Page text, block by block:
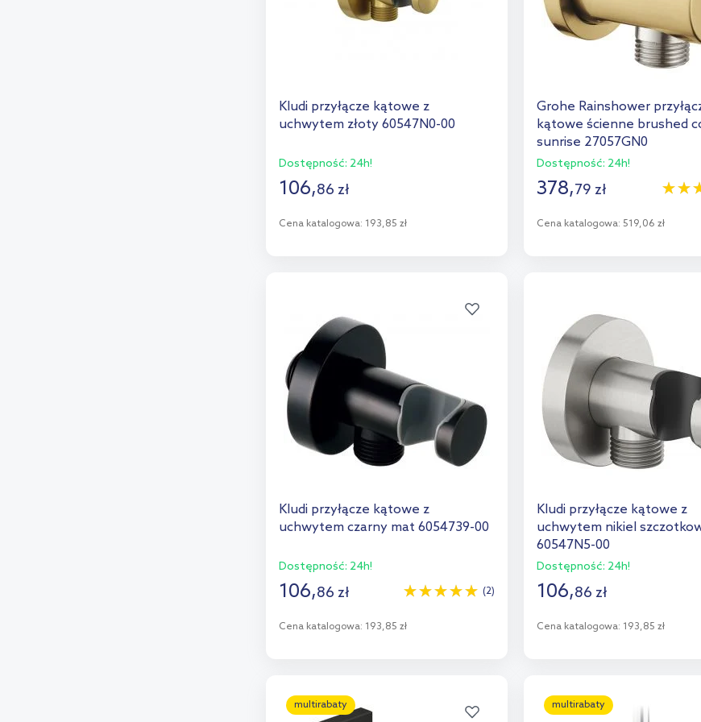
Kludi przyłącze kątowe z
uchwytem złoty 60547N0-00
Dostępność: 24h!
106,86 zł
Cena katalogowa: 193,85 zł
Grohe Rainshower
kątowe ścienne brushed
sunrise 27057GN0
Dostępność: 24h!
378,79 zł
Cena katalogowa: 519,06 zł
Kludi przyłącze kątowe z
uchwytem czarny mat 6054739-00
Dostępność: 24h!
106,86 zł
Cena katalogowa: 193,85 zł
(2)
Dodaj do porównania
Kludi przyłącze kątowe z
uchwytem nikiel
60547N5-00
Dostępność: 24h!
106,86 zł
Cena katalogowa: 193,85 zł
Dodaj do
multirabaty multirabaty